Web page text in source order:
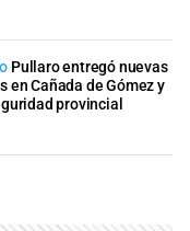
Pullaro entregó nuevas
Cañada de Gómez y
provincial